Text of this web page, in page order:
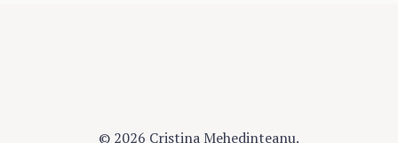
© 2026 Cristina Mehedinteanu.